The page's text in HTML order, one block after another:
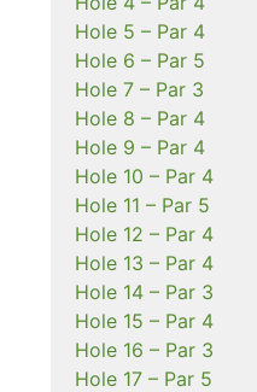
Hole 5 – Par 4
Hole 6 – Par 5
Hole 7 – Par 3
Hole 8 – Par 4
Hole 9 – Par 4
Hole 10 – Par 4
Hole 11 – Par 5
Hole 12 – Par 4
Hole 13 – Par 4
Hole 14 – Par 3
Hole 15 – Par 4
Hole 16 – Par 3
Hole 17 – Par 5